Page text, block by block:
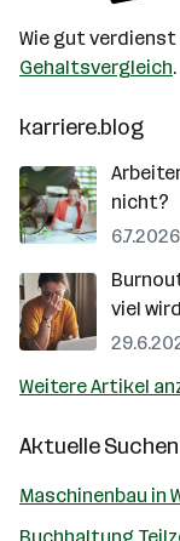
Wie gut
Gehaltsvergleich.
karriere.blog
nicht?
6.7.2026
viel
Weitere Artikel
Aktuelle
Maschinenbau in